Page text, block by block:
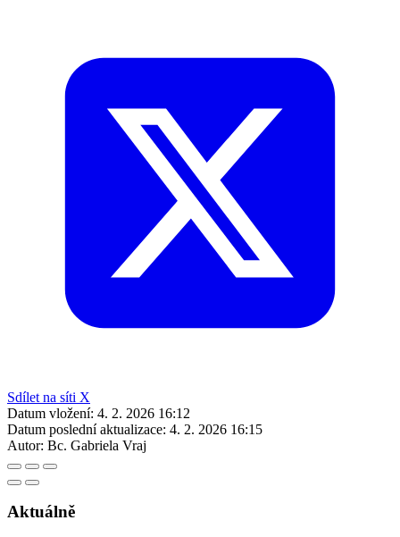
Sdílet na síti X
Datum vložení: 4. 2. 2026 16:12
Datum poslední aktualizace: 4. 2. 2026 16:15
Autor: Bc. Gabriela Vraj
Aktuálně